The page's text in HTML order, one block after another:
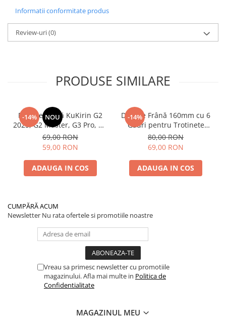
Informatii conformitate produs
Review-uri(0)
PRODUSE SIMILARE
-14% NOU
Plăcuțe Frână KuKirin G2
2025, G2 Master, G3 Pro, G4
– Set 2 Bucăți (Față sau
Spate) Premium
69,00 RON
59,00 RON
ADAUGA IN COS
-14%
Disc de Frână 160mm cu 6
Găuri pentru Trotinete
Electrice KuKirin G4 (Model
2025) și KuKirin G2 –
Performanță Premium
80,00 RON
69,00 RON
ADAUGA IN COS
CUMPĂRĂ ACUM
Newsletter Nu rata ofertele si promotiile noastre
Vreau sa primesc newsletter cu promotiile
magazinului. Afla mai multe in Politica de
Confidentialitate
MAGAZINUL MEU